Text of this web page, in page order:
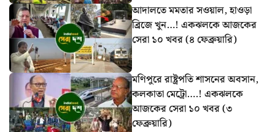
আদালতে মমতার সওয়াল, হাওড়া
ব্রিজে খুন…! একঝলকে আজকের
সেরা ১০ খবর (৪ ফেব্রুয়ারি)
মণিপুরে রাষ্ট্রপতি শাসনের অবসান,
কলকাতা মেট্রো….! একঝলকে
আজকের সেরা ১০ খবর (৩
ফেব্রুয়ারি)